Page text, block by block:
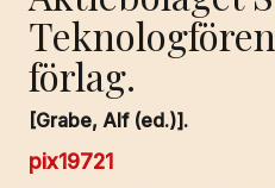
förlag.
[Grabe, Alf (ed.)].
pix19721